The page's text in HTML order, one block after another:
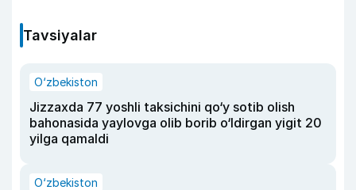
Tavsiyalar
O‘zbekiston
Jizzaxda 77 yoshli taksichini qo‘y sotib olish
bahonasida yaylovga olib borib o‘ldirgan yigit 20
yilga qamaldi
O‘zbekiston